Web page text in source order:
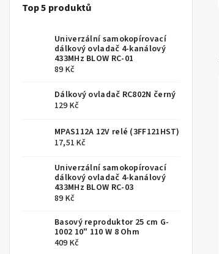
Top 5 produktů
Univerzální samokopírovací
dálkový ovladač 4-kanálový
433MHz BLOW RC-01
89 Kč
Dálkový ovladač RC802N černý
129 Kč
MPAS112A 12V relé (3FF121HST)
17,51 Kč
Univerzální samokopírovací
dálkový ovladač 4-kanálový
433MHz BLOW RC-03
89 Kč
Basový reproduktor 25 cm G-
1002 10" 110 W 8 Ohm
409 Kč